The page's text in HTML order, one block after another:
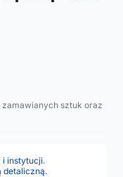
sztuk oraz
i instytucji.
detaliczną.